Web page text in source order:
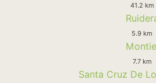
41.2 km
5.9 km
7.7 km
Santa Cruz De